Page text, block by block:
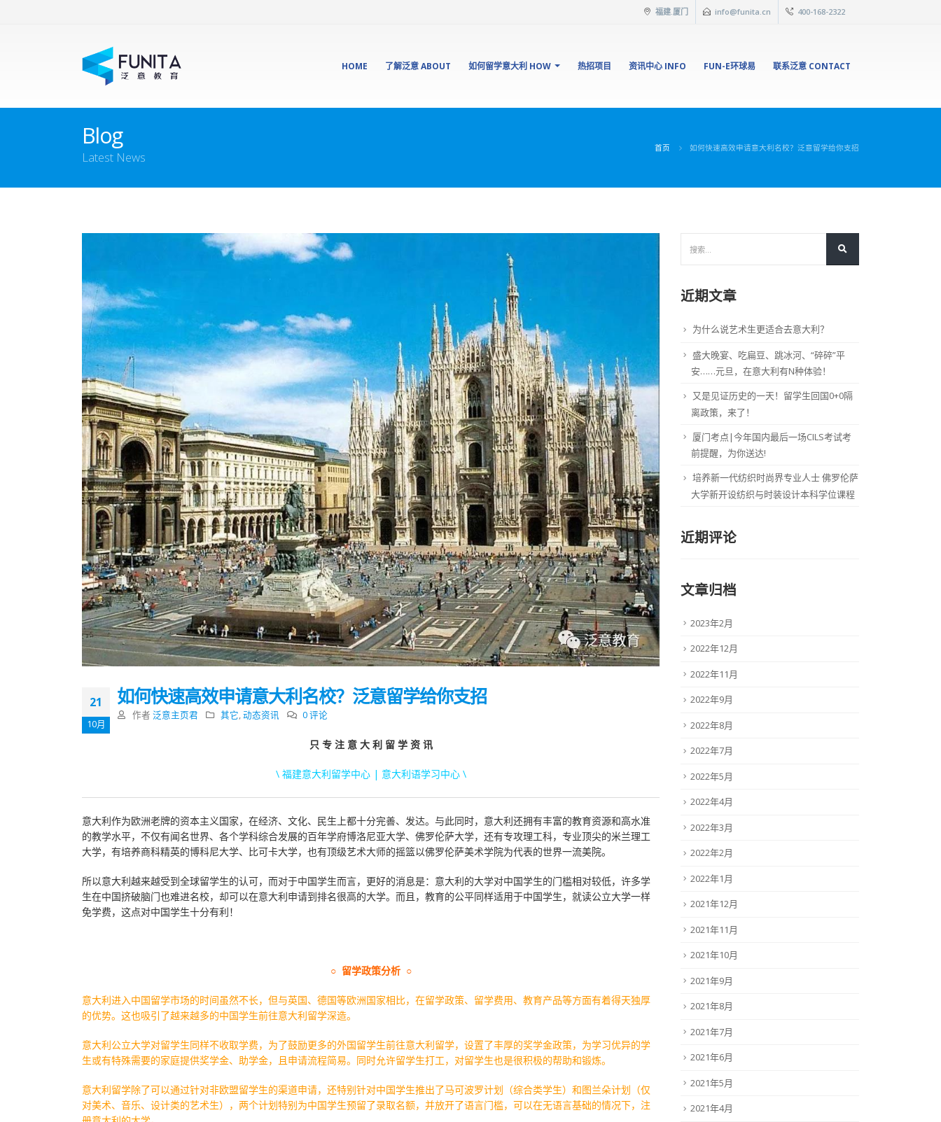
福建.厦门 info@funita.cn 400-168-2322
HOME 了解泛意 ABOUT 如何留学意大利 HOW 热招项目 资讯中心 INFO FUN-E环球易 联系泛意 CONTACT
Blog
Latest News
首页 如何快速高效申请意大利名校？泛意留学给你支招
21
10月
如何快速高效申请意大利名校？泛意留学给你支招
作者 泛意主页君 其它,动态资讯 0 评论
只 专 注 意 大 利 留 学 资 讯
\ 福建意大利留学中心 | 意大利语学习中心 \
意大利作为欧洲老牌的资本主义国家，在经济、文化、民生上都十分完善、发达。与此同时，意大利还拥有丰富的教育资源和高水准
的教学水平，不仅有闻名世界、各个学科综合发展的百年学府博洛尼亚大学、佛罗伦萨大学，还有专攻理工科，专业顶尖的米兰理工
大学，有培养商科精英的博科尼大学、比可卡大学，也有顶级艺术大师的摇篮以佛罗伦萨美术学院为代表的世界一流美院。
所以意大利越来越受到全球留学生的认可，而对于中国学生而言，更好的消息是：意大利的大学对中国学生的门槛相对较低，许多学
生在中国挤破脑门也难进名校，却可以在意大利申请到排名很高的大学。而且，教育的公平同样适用于中国学生，就读公立大学一样
免学费，这点对中国学生十分有利！
○ 留学政策分析 ○
意大利进入中国留学市场的时间虽然不长，但与英国、德国等欧洲国家相比，在留学政策、留学费用、教育产品等方面有着得天独厚
的优势。这也吸引了越来越多的中国学生前往意大利留学深造。
意大利公立大学对留学生同样不收取学费，为了鼓励更多的外国留学生前往意大利留学，设置了丰厚的奖学金政策，为学习优异的学
生或有特殊需要的家庭提供奖学金、助学金，且申请流程简易。同时允许留学生打工，对留学生也是很积极的帮助和锻炼。
意大利留学除了可以通过针对非欧盟留学生的渠道申请，还特别针对中国学生推出了马可波罗计划（综合类学生）和图兰朵计划（仅
对美术、音乐、设计类的艺术生），两个计划特别为中国学生预留了录取名额，并放开了语言门槛，可以在无语言基础的情况下，注
近期文章
为什么说艺术生更适合去意大利？
盛大晚宴、吃扁豆、跳冰河、“碎碎”平
安……元旦，在意大利有N种体验！
又是见证历史的一天！留学生回国0+0隔
离政策，来了！
厦门考点|今年国内最后一场CILS考试考
前提醒，为你送达!
培养新一代纺织时尚界专业人士 佛罗伦萨
大学新开设纺织与时装设计本科学位课程
近期评论
文章归档
2023年2月
2022年12月
2022年11月
2022年9月
2022年8月
2022年7月
2022年5月
2022年4月
2022年3月
2022年2月
2022年1月
2021年12月
2021年11月
2021年10月
2021年9月
2021年8月
2021年7月
2021年6月
2021年5月
2021年4月